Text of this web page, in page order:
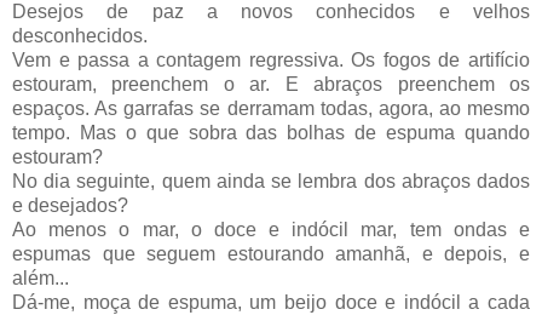
Desejos de paz a novos conhecidos e velhos
desconhecidos.
Vem e passa a contagem regressiva. Os fogos de artifício
estouram, preenchem o ar. E abraços preenchem os
espaços. As garrafas se derramam todas, agora, ao mesmo
tempo. Mas o que sobra das bolhas de espuma quando
estouram?
No dia seguinte, quem ainda se lembra dos abraços dados
e desejados?
Ao menos o mar, o doce e indócil mar, tem ondas e
espumas que seguem estourando amanhã, e depois, e
além...
Dá-me, moça de espuma, um beijo doce e indócil a cada